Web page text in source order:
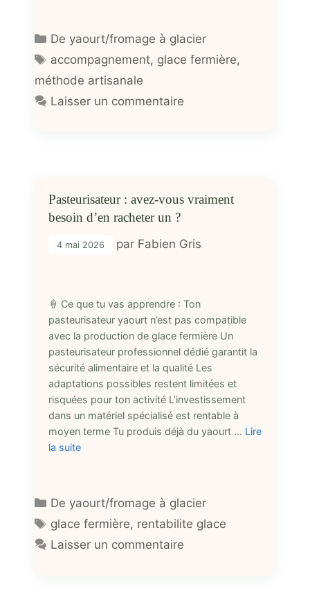
Catégories
De yaourt/fromage à glacier
Étiquettes
accompagnement, glace fermière,
méthode artisanale
Laisser un commentaire
Pasteurisateur : avez-vous vraiment
besoin d’en racheter un ?
4 mai 2026 par Fabien Gris
🍦 Ce que tu vas apprendre : Ton
pasteurisateur yaourt n’est pas compatible
avec la production de glace fermière Un
pasteurisateur professionnel dédié garantit la
sécurité alimentaire et la qualité Les
adaptations possibles restent limitées et
risquées pour ton activité L’investissement
dans un matériel spécialisé est rentable à
moyen terme Tu produis déjà du yaourt … Lire
la suite
Catégories
De yaourt/fromage à glacier
Étiquettes
glace fermière, rentabilite glace
Laisser un commentaire